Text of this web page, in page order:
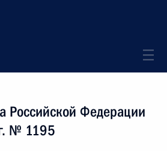
Российской Федерации
№ 1195